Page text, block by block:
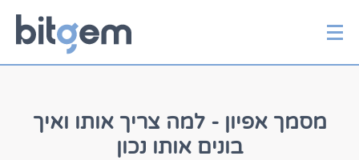
מסמך אפיון - למה צריך אותו ואיך
בונים אותו נכון